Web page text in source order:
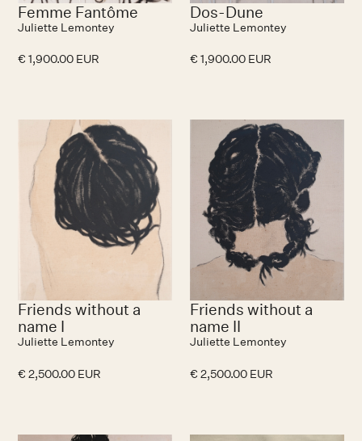
Femme Fantôme
Juliette Lemontey
€ 1,900.00 EUR
Dos-Dune
Juliette Lemontey
€ 1,900.00 EUR
Friends without a
name I
Juliette Lemontey
€ 2,500.00 EUR
Friends without a
name II
Juliette Lemontey
€ 2,500.00 EUR